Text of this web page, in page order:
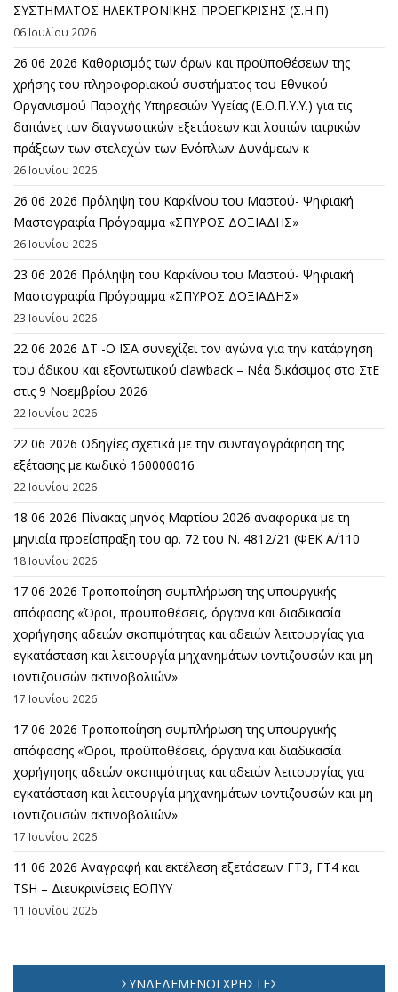
ΣΥΣΤΗΜΑΤΟΣ ΗΛΕΚΤΡΟΝΙΚΗΣ ΠΡΟΕΓΚΡΙΣΗΣ (Σ.Η.Π)
06 Ιουλίου 2026
26 06 2026 Καθορισμός των όρων και προϋποθέσεων της
χρήσης του πληροφοριακού συστήματος του Εθνικού
Οργανισμού Παροχής Υπηρεσιών Υγείας (Ε.Ο.Π.Υ.Υ.) για τις
δαπάνες των διαγνωστικών εξετάσεων και λοιπών ιατρικών
πράξεων των στελεχών των Ενόπλων Δυνάμεων κ
26 Ιουνίου 2026
26 06 2026 Πρόληψη του Καρκίνου του Μαστού- Ψηφιακή
Μαστογραφία Πρόγραμμα «ΣΠΥΡΟΣ ΔΟΞΙΑΔΗΣ»
26 Ιουνίου 2026
23 06 2026 Πρόληψη του Καρκίνου του Μαστού- Ψηφιακή
Μαστογραφία Πρόγραμμα «ΣΠΥΡΟΣ ΔΟΞΙΑΔΗΣ»
23 Ιουνίου 2026
22 06 2026 ΔΤ -Ο ΙΣΑ συνεχίζει τον αγώνα για την κατάργηση
του άδικου και εξοντωτικού clawback – Νέα δικάσιμος στο ΣτΕ
στις 9 Νοεμβρίου 2026
22 Ιουνίου 2026
22 06 2026 Οδηγίες σχετικά με την συνταγογράφηση της
εξέτασης με κωδικό 160000016
22 Ιουνίου 2026
18 06 2026 Πίνακας μηνός Μαρτίου 2026 αναφορικά με τη
μηνιαία προείσπραξη του αρ. 72 του Ν. 4812/21 (ΦΕΚ Α΄/110
18 Ιουνίου 2026
17 06 2026 Τροποποίηση συμπλήρωση της υπουργικής
απόφασης «Όροι, προϋποθέσεις, όργανα και διαδικασία
χορήγησης αδειών σκοπιμότητας και αδειών λειτουργίας για
εγκατάσταση και λειτουργία μηχανημάτων ιοντιζουσών και μη
ιοντιζουσών ακτινοβολιών»
17 Ιουνίου 2026
17 06 2026 Τροποποίηση συμπλήρωση της υπουργικής
απόφασης «Όροι, προϋποθέσεις, όργανα και διαδικασία
χορήγησης αδειών σκοπιμότητας και αδειών λειτουργίας για
εγκατάσταση και λειτουργία μηχανημάτων ιοντιζουσών και μη
ιοντιζουσών ακτινοβολιών»
17 Ιουνίου 2026
11 06 2026 Αναγραφή και εκτέλεση εξετάσεων FT3, FT4 και
TSH – Διευκρινίσεις ΕΟΠΥΥ
11 Ιουνίου 2026
ΣΥΝΔΕΔΕΜΈΝΟΙ ΧΡΉΣΤΕΣ